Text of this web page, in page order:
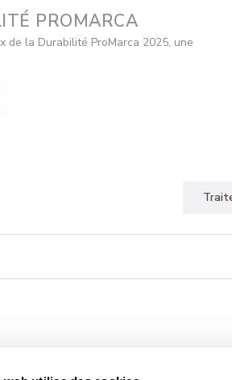
PROMARCA
de la Durabilité ProMarca 2025, une
PRODUITS